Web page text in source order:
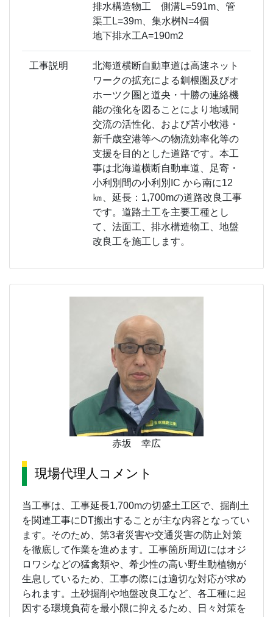
排水構造物工 側溝L=591m、管
渠工L=39m、集水桝N=4個
地下排水工A=190m2
工事説明
北海道横断自動車道は高速ネット
ワークの拡充による釧根圏及びオ
ホーツク圏と道央・十勝の連絡機
能の強化を図ることにより地域間
交流の活性化、および苫小牧港・
新千歳空港等への物流効率化等の
支援を目的とした道路です。本工
事は北海道横断自動車道、足寄・
小利別間の小利別IC から南に12
㎞、延長：1,700mの道路改良工事
です。道路土工を主要工種とし
て、法面工、排水構造物工、地盤
改良工を施工します。
赤坂 幸広
現場代理人コメント
当工事は、工事延長1,700mの切盛土工区で、掘削土
を関連工事にDT搬出することが主な内容となってい
ます。そのため、第3者災害や交通災害の防止対策
を徹底して作業を進めます。工事箇所周辺にはオジ
ロワシなどの猛禽類や、希少性の高い野生動植物が
生息しているため、工事の際には適切な対応が求め
られます。土砂掘削や地盤改良工など、各工種に起
因する環境負荷を最小限に抑えるため、日々対策を